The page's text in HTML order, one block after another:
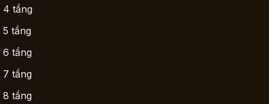
4 tầng
5 tầng
6 tầng
7 tầng
8 tầng